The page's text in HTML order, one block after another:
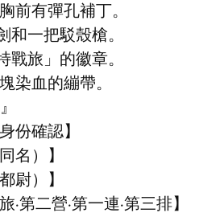
前有彈孔補丁。
一把駁殼槍。
旅」的徽章。
染血的繃帶。
份確認】
名）】
尉）】
·第二營·第一連·第三排】